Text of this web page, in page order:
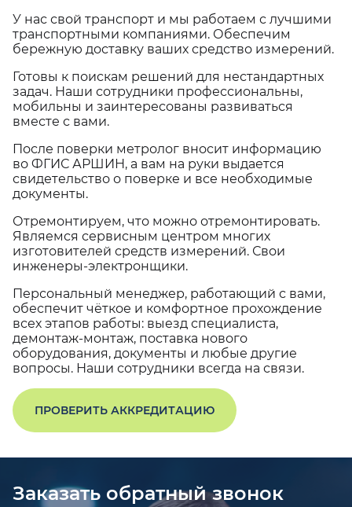
У нас свой транспорт и мы работаем с лучшими
транспортными компаниями. Обеспечим
бережную доставку ваших средство измерений.
Готовы к поискам решений для нестандартных
задач. Наши сотрудники профессиональны,
мобильны и заинтересованы развиваться
вместе с вами.
После поверки метролог вносит информацию
во ФГИС АРШИН, а вам на руки выдается
свидетельство о поверке и все необходимые
документы.
Отремонтируем, что можно отремонтировать.
Являемся сервисным центром многих
изготовителей средств измерений. Свои
инженеры-электронщики.
Персональный менеджер, работающий с вами,
обеспечит чёткое и комфортное прохождение
всех этапов работы: выезд специалиста,
демонтаж-монтаж, поставка нового
оборудования, документы и любые другие
вопросы. Наши сотрудники всегда на связи.
ПРОВЕРИТЬ АККРЕДИТАЦИЮ
Заказать обратный звонок